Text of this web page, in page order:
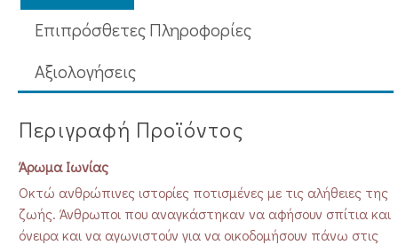
Επιπρόσθετες Πληροφορίες
Aξιολογήσεις
Περιγραφή Προϊόντος
Άρωμα Ιωνίας
Οκτώ ανθρώπινες ιστορίες ποτισμένες με τις αλήθειες της
ζωής. Άνθρωποι που αναγκάστηκαν να αφήσουν σπίτια και
όνειρα και να αγωνιστούν για να οικοδομήσουν πάνω στις